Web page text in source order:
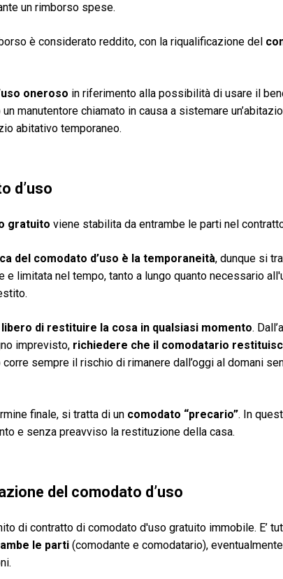
un rimborso spese.
è considerato reddito, con la riqualificazione del
oneroso in riferimento alla possibilità di usare il
manutentore chiamato in causa a sistemare
abitativo temporaneo.
d’uso
gratuito viene stabilita da entrambe le parti nel
del comodato d’uso è la temporaneità, dunque si
e limitata nel tempo, tanto a lungo quanto necessario
di restituire la cosa in qualsiasi momento.
imprevisto, richiedere che il comodatario
sempre il rischio di rimanere dall’oggi al domani
finale, si tratta di un comodato “precario”. In
e senza preavviso la restituzione della casa.
del comodato d’uso
di contratto di comodato d'uso gratuito immobile. E’
le parti (comodante e comodatario),